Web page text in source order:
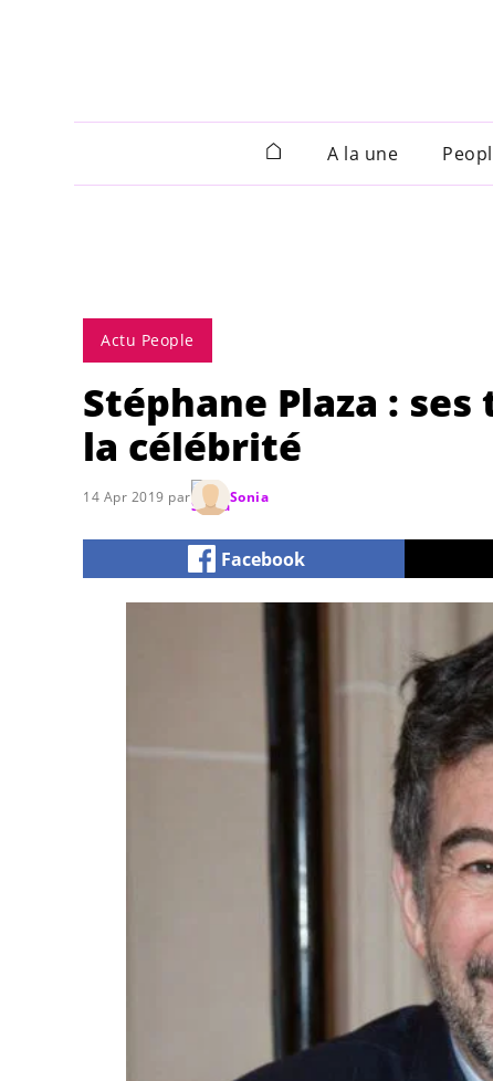
A la une
Actu People
Stéphane Plaza :
la célébrité
14 Apr 2019 par Sonia
Facebook